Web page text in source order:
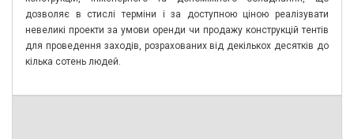
дозволяє в стислі терміни і за доступною ціною реалізувати
невеликі проекти за умови оренди чи продажу конструкцій тентів
для проведення заходів, розрахованих від декількох десятків до
кілька сотень людей.